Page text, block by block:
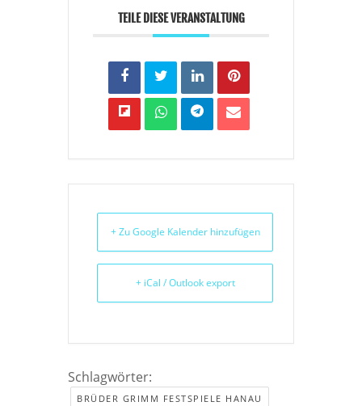
TEILE DIESE VERANSTALTUNG
+ Zu Google Kalender hinzufügen
+ iCal / Outlook export
Schlagwörter:
BRÜDER GRIMM FESTSPIELE HANAU